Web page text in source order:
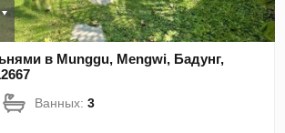
в Munggu, Mengwi, Бадунг,
Ванных:3